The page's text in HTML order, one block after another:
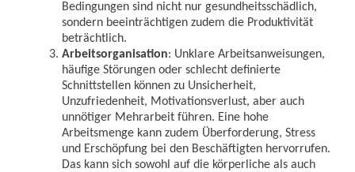
Bedingungen sind nicht nur gesundheitsschädlich,
sondern beeinträchtigen zudem die Produktivität
beträchtlich.
Arbeitsorganisation: Unklare Arbeitsanweisungen,
häufige Störungen oder schlecht definierte
Schnittstellen können zu Unsicherheit,
Unzufriedenheit, Motivationsverlust, aber auch
unnötiger Mehrarbeit führen. Eine hohe
Arbeitsmenge kann zudem Überforderung, Stress
und Erschöpfung bei den Beschäftigten hervorrufen.
Das kann sich sowohl auf die körperliche als auch